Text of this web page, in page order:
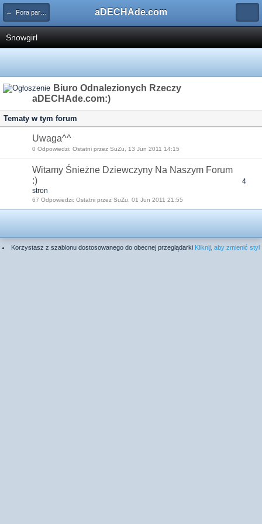
← Fora partnerów aDECHAde.com aDECHAde.com
Snowgirl
Biuro Odnalezionych Rzeczy
aDECHAde.com:)
Tematy w tym forum
Uwaga^^
0 Odpowiedzi: Ostatni przez SuZu, 13 Jun 2011 14:15
Witamy Śnieżne Dziewczyny Na Naszym Forum
:)
4
stron
67 Odpowiedzi: Ostatni przez SuZu, 01 Jun 2011 21:55
Korzystasz z szablonu dostosowanego do obecnej przeglądarki Kliknij, aby zmienić styl